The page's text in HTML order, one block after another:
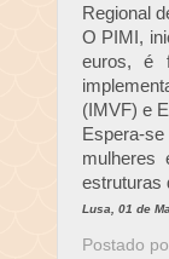
Regional
O PIMI,
euros, é
(IMVF) e
Espera-
mulheres
estruturas
Lusa, 01 de
Postado